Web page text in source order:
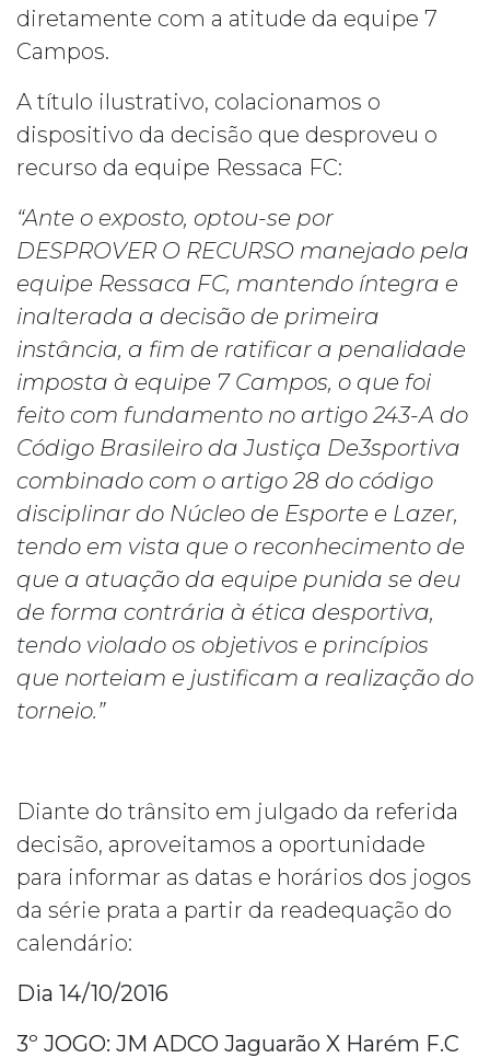
diretamente com a atitude da equipe 7
Campos.
A título ilustrativo, colacionamos o
dispositivo da decisão que desproveu o
recurso da equipe Ressaca FC:
“Ante o exposto, optou-se por
DESPROVER O RECURSO manejado pela
equipe Ressaca FC, mantendo íntegra e
inalterada a decisão de primeira
instância, a fim de ratificar a penalidade
imposta à equipe 7 Campos, o que foi
feito com fundamento no artigo 243-A do
Código Brasileiro da Justiça De3sportiva
combinado com o artigo 28 do código
disciplinar do Núcleo de Esporte e Lazer,
tendo em vista que o reconhecimento de
que a atuação da equipe punida se deu
de forma contrária à ética desportiva,
tendo violado os objetivos e princípios
que norteiam e justificam a realização do
torneio.”
Diante do trânsito em julgado da referida
decisão, aproveitamos a oportunidade
para informar as datas e horários dos jogos
da série prata a partir da readequação do
calendário:
Dia 14/10/2016
3º JOGO: JM ADCO Jaguarão X Harém F.C